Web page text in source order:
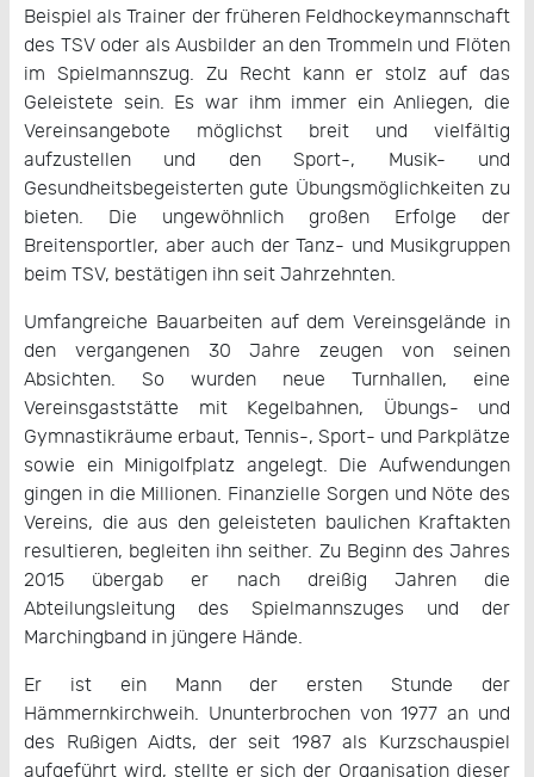
Beispiel als Trainer der früheren Feldhockeymannschaft
des TSV oder als Ausbilder an den Trommeln und Flöten
im Spielmannszug. Zu Recht kann er stolz auf das
Geleistete sein. Es war ihm immer ein Anliegen, die
Vereinsangebote möglichst breit und vielfältig
aufzustellen und den Sport-, Musik- und
Gesundheitsbegeisterten gute Übungsmöglichkeiten zu
bieten. Die ungewöhnlich großen Erfolge der
Breitensportler, aber auch der Tanz- und Musikgruppen
beim TSV, bestätigen ihn seit Jahrzehnten.
Umfangreiche Bauarbeiten auf dem Vereinsgelände in
den vergangenen 30 Jahre zeugen von seinen
Absichten. So wurden neue Turnhallen, eine
Vereinsgaststätte mit Kegelbahnen, Übungs- und
Gymnastikräume erbaut, Tennis-, Sport- und Parkplätze
sowie ein Minigolfplatz angelegt. Die Aufwendungen
gingen in die Millionen. Finanzielle Sorgen und Nöte des
Vereins, die aus den geleisteten baulichen Kraftakten
resultieren, begleiten ihn seither. Zu Beginn des Jahres
2015 übergab er nach dreißig Jahren die
Abteilungsleitung des Spielmannszuges und der
Marchingband in jüngere Hände.
Er ist ein Mann der ersten Stunde der
Hämmernkirchweih. Ununterbrochen von 1977 an und
des Rußigen Aidts, der seit 1987 als Kurzschauspiel
aufgeführt wird, stellte er sich der Organisation dieser